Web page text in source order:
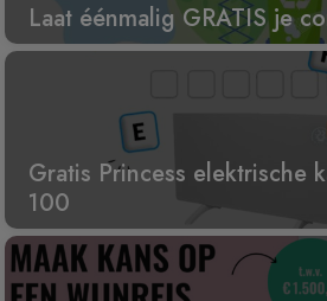
Laat éénmalig GRATIS je
Gratis Princess elektrische
100